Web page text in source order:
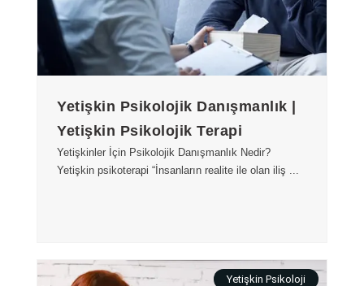
Yetişkin Psikolojik Danışmanlık |
Yetişkin Psikolojik Terapi
Yetişkinler İçin Psikolojik Danışmanlık Nedir?
Yetişkin psikoterapi “İnsanların realite ile olan iliş ...
Yetişkin Psikoloji